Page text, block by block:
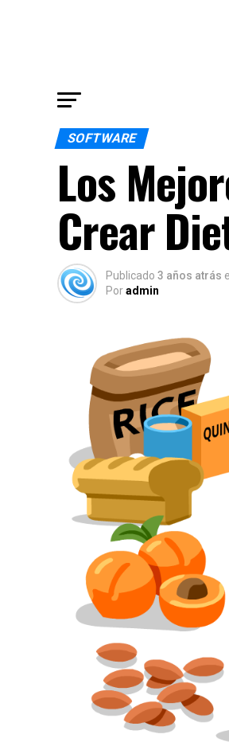
SOFTWARE
Los
Crear
Publicado 3 años atrás el
Poradmin